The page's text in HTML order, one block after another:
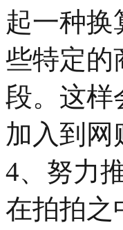
起一种换
些特定的
段。这样
加入到网
4、努力
在拍拍之